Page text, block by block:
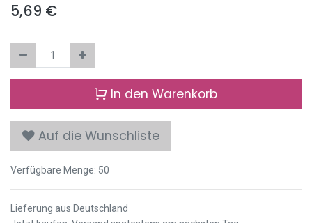
5,69 €
In den Warenkorb
Auf die Wunschliste
Verfügbare Menge: 50
Lieferung aus Deutschland